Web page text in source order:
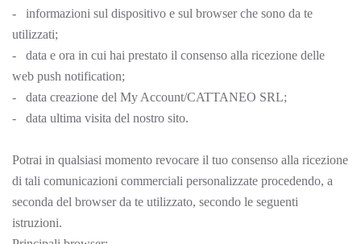
- informazioni sul dispositivo e sul browser che sono da te
utilizzati;
- data e ora in cui hai prestato il consenso alla ricezione delle
web push notification;
- data creazione del My Account/CATTANEO SRL;
- data ultima visita del nostro sito.
Potrai in qualsiasi momento revocare il tuo consenso alla ricezione
di tali comunicazioni commerciali personalizzate procedendo, a
seconda del browser da te utilizzato, secondo le seguenti
istruzioni.